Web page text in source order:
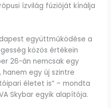
ízvilág fúzióját kínálja
együttműködése a
közös értékein
26-án nemcsak egy
egy új szintre
életet is” – mondta
Skybar egyik alapítója.